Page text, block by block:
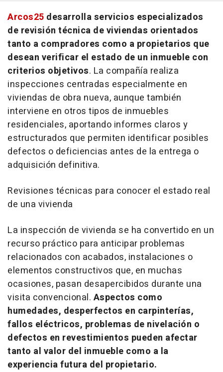
Arcos25 desarrolla servicios especializados
de revisión técnica de viviendas orientados
tanto a compradores como a propietarios que
desean verificar el estado de un inmueble con
criterios objetivos. La compañía realiza
inspecciones centradas especialmente en
viviendas de obra nueva, aunque también
interviene en otros tipos de inmuebles
residenciales, aportando informes claros y
estructurados que permiten identificar posibles
defectos o deficiencias antes de la entrega o
adquisición definitiva.
Revisiones técnicas para conocer el estado real
de una vivienda
La inspección de vivienda se ha convertido en un
recurso práctico para anticipar problemas
relacionados con acabados, instalaciones o
elementos constructivos que, en muchas
ocasiones, pasan desapercibidos durante una
visita convencional. Aspectos como
humedades, desperfectos en carpinterías,
fallos eléctricos, problemas de nivelación o
defectos en revestimientos pueden afectar
tanto al valor del inmueble como a la
experiencia futura del propietario.